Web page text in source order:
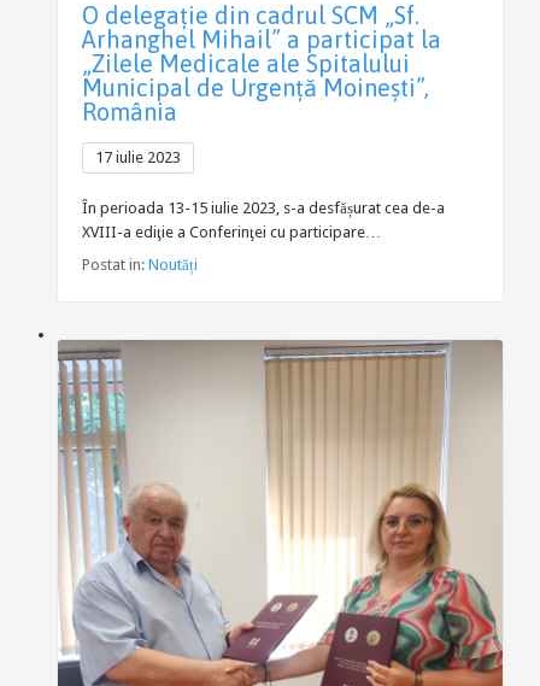
O delegație din cadrul SCM „Sf.
Arhanghel Mihail” a participat la
„Zilele Medicale ale Spitalului
Municipal de Urgență Moinești”,
România
17 iulie 2023
În perioada 13-15 iulie 2023, s-a desfășurat cea de-a
XVIII-a ediţie a Conferinţei cu participare…
Postat in: Noutăți